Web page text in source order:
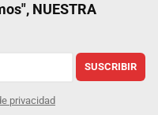
NUESTRA
SUSCRIBIR
privacidad